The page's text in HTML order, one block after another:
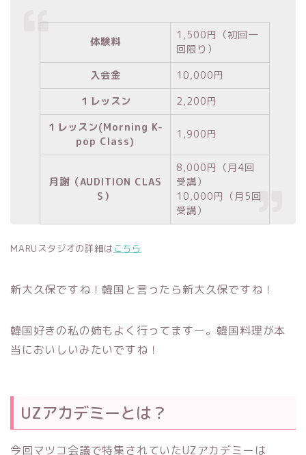
体験料
1,500円（初回一
回限り）
入会金
10,000円
１レッスン
2,200円
１レッスン(Morning K-
pop Class)
1,900円
月謝（AUDITION CLAS
S）
8,000円（月4回
受講）
10,000円（月5回
受講）
MARUスタジオの詳細は こちら
新大久保ですね！韓国と言ったら新大久保ですね！
韓国好きの私の姉もよく行ってますー。韓国料理が本
当においしいみたいですね！
UZアカデミーとは？
今回マツコ会議で特集されていたUZアカデミーは